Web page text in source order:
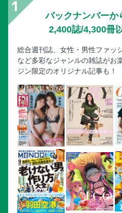
バックナンバーか
2,400誌/4,300冊
総合週刊誌、女性・男性ファッ
など多彩なジャンルの雑誌がお
ジン限定のオリジナル記事も！